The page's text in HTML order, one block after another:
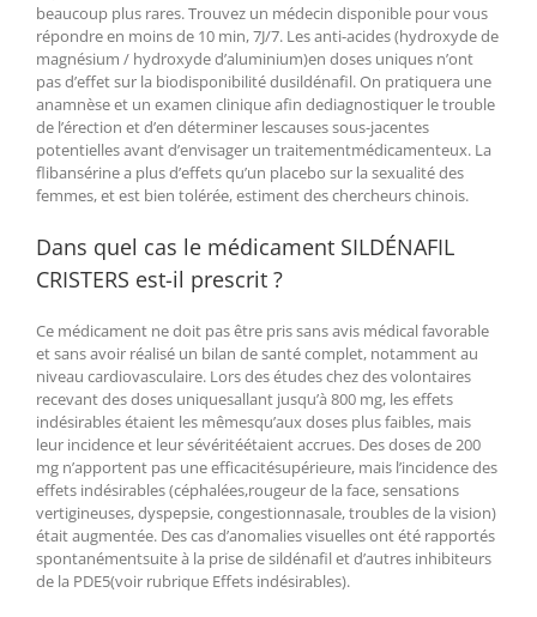
beaucoup plus rares. Trouvez un médecin disponible pour vous
répondre en moins de 10 min, 7J/7. Les anti-acides (hydroxyde de
magnésium / hydroxyde d’aluminium)en doses uniques n’ont
pas d’effet sur la biodisponibilité dusildénafil. On pratiquera une
anamnèse et un examen clinique afin dediagnostiquer le trouble
de l’érection et d’en déterminer lescauses sous-jacentes
potentielles avant d’envisager un traitementmédicamenteux. La
flibansérine a plus d’effets qu’un placebo sur la sexualité des
femmes, et est bien tolérée, estiment des chercheurs chinois.
Dans quel cas le médicament SILDÉNAFIL
CRISTERS est-il prescrit ?
Ce médicament ne doit pas être pris sans avis médical favorable
et sans avoir réalisé un bilan de santé complet, notamment au
niveau cardiovasculaire. Lors des études chez des volontaires
recevant des doses uniquesallant jusqu’à 800 mg, les effets
indésirables étaient les mêmesqu’aux doses plus faibles, mais
leur incidence et leur sévéritéétaient accrues. Des doses de 200
mg n’apportent pas une efficacitésupérieure, mais l’incidence des
effets indésirables (céphalées,rougeur de la face, sensations
vertigineuses, dyspepsie, congestionnasale, troubles de la vision)
était augmentée. Des cas d’anomalies visuelles ont été rapportés
spontanémentsuite à la prise de sildénafil et d’autres inhibiteurs
de la PDE5(voir rubrique Effets indésirables).